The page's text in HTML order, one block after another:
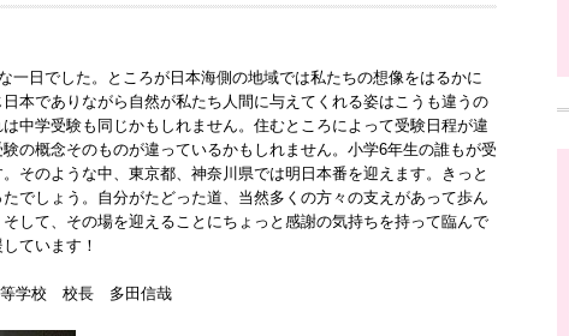
日でした。ところが日本海側の地域では私たちの想像をはるかに
本でありながら自然が私たち人間に与えてくれる姿はこうも違うの
中学受験も同じかもしれません。住むところによって受験日程が違
の概念そのものが違っているかもしれません。小学6年生の誰もが受
そのような中、東京都、神奈川県では明日本番を迎えます。きっと
でしょう。自分がたどった道、当然多くの方々の支えがあって歩ん
して、その場を迎えることにちょっと感謝の気持ちを持って臨んで
ています！
等学校 校長 多田信哉